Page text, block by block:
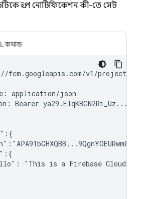
গ্রুপ নোটিফিকেশন কী-তে সেট
কমান্ড
fcm.googleapis.com/v1/projects/
application/json
Bearer
"This is a Firebase Cloud